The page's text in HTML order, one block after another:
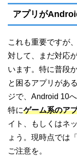
アプリが
これも重要ですが
対して、まだ対応
います。特に普段
と困るアプリがあ
ジで、Android 10
特にゲーム系のア
イト、もしくはネ
ょう。現時点では
ご注意を。